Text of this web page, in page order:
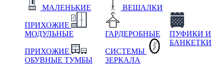
МАЛЕНЬКИЕ
ПРИХОЖИЕ
МОДУЛЬНЫЕ
ПРИХОЖИЕ
ОБУВНЫЕ ТУМБЫ
ВЕШАЛКИ
ГАРДЕРОБНЫЕ
СИСТЕМЫ
ЗЕРКАЛА
ПУФИКИ И
БАНКЕТКИ